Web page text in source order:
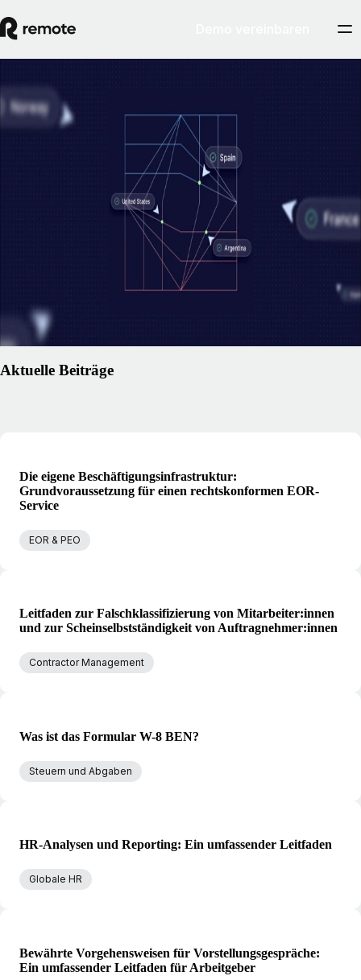
Die eigene Beschäftigungsinfrastruktur:
Grundvoraussetzung für einen
rechtskonformen EOR-Service
In wenigen Jahren sind der Arbeitsmarkt und die Belegschaften vieler
Firmen deutlich internationaler geworden. So entstand auch die
Notwendigkeit einer wirksamen Lösung zur Verwaltung
länderübergreifend verteilter Teams.
Artikel lesen
Aktuelle Beiträge
Die eigene Beschäftigungsinfrastruktur:
Grundvoraussetzung für einen rechtskonformen EOR-
Service
EOR & PEO
Leitfaden zur Falschklassifizierung von Mitarbeiter:innen
und zur Scheinselbstständigkeit von Auftragnehmer:innen
Contractor Management
Was ist das Formular W-8 BEN?
Steuern und Abgaben
HR-Analysen und Reporting: Ein umfassender Leitfaden
Globale HR
Bewährte Vorgehensweisen für Vorstellungsgespräche:
Ein umfassender Leitfaden für Arbeitgeber